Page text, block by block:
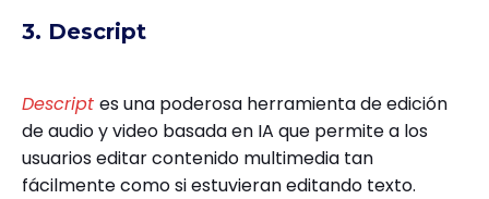
3. Descript
Descript es una poderosa herramienta de edición
de audio y video basada en IA que permite a los
usuarios editar contenido multimedia tan
fácilmente como si estuvieran editando texto.